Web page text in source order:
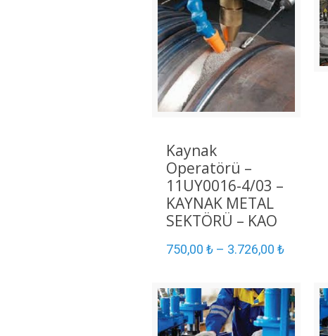
Kaynak
Operatörü –
11UY0016-4/03 –
KAYNAK METAL
SEKTÖRÜ – KAO
750,00 ₺– 3.726,00 ₺